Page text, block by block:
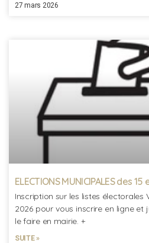
27 mars 2026
ELECTIONS MUNICIPALES des
Inscription sur les listes électorales
2026 pour vous inscrire en ligne et
le faire en mairie. +
SUITE »